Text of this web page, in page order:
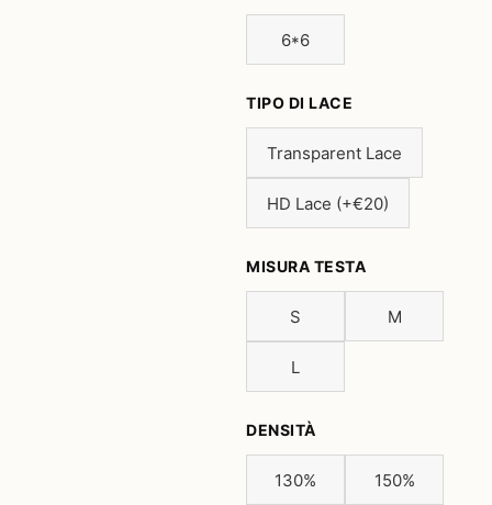
6*6
TIPO DI LACE
Transparent Lace
HD Lace (+€20)
MISURA TESTA
S M
L
DENSITÀ
130% 150%